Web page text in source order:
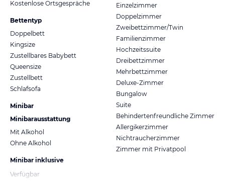
Kostenlose Ortsgespräche
Bettentyp
Doppelbett
Kingsize
Zustellbares Babybett
Queensize
Zustellbett
Schlafsofa
Minibar
Minibarausstattung
Mit Alkohol
Ohne Alkohol
Minibar inklusive
Verfügbar
Einzelzimmer
Doppelzimmer
Zweibettzimmer/Twin
Familienzimmer
Hochzeitssuite
Dreibettzimmer
Mehrbettzimmer
Deluxe-Zimmer
Bungalow
Suite
Behindertenfreundliche Zimmer
Allergikerzimmer
Nichtraucherzimmer
Zimmer mit Privatpool